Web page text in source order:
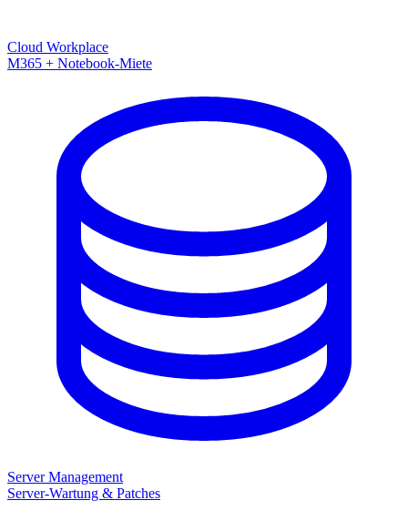
Cloud Workplace
M365 + Notebook-Miete
Server Management
Server-Wartung & Patches